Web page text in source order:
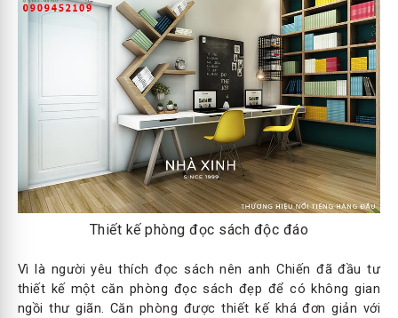
Thiết kế phòng đọc sách độc đáo
Vì là người yêu thích đọc sách nên anh Chiến đã đầu tư
thiết kế một căn phòng đọc sách đẹp để có không gian
ngồi thư giãn. Căn phòng được thiết kế khá đơn giản với